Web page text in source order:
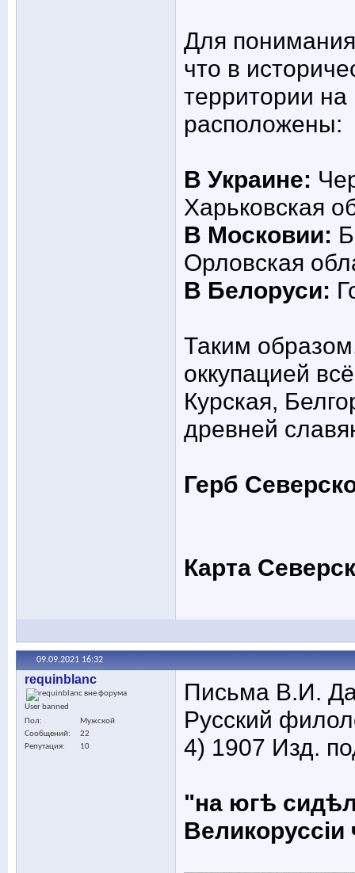
Для
что в
территории
расположены:
В Украине:
Харьковская
В Московии:
Орловская
В Белоруси:
Таким
оккупацией
Курская,
древней
Герб
Карта
09.09.2021 16:32
requinblanc
User banned
Пол
Мужской
Сообщений
22
Репутация
10
Письма В.И.
Русский
4) 1907 Изд.
"на югѣ